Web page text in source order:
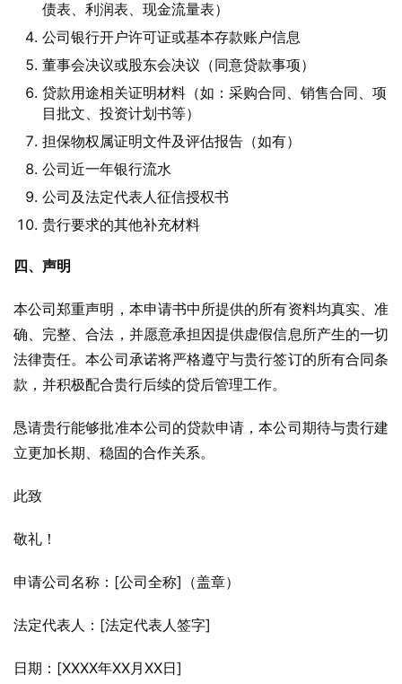
债表、利润表、现金流量表）
公司银行开户许可证或基本存款账户信息
董事会决议或股东会决议（同意贷款事项）
贷款用途相关证明材料（如：采购合同、销售合同、项
目批文、投资计划书等）
担保物权属证明文件及评估报告（如有）
公司近一年银行流水
公司及法定代表人征信授权书
贵行要求的其他补充材料
四、声明
本公司郑重声明，本申请书中所提供的所有资料均真实、准
确、完整、合法，并愿意承担因提供虚假信息所产生的一切
法律责任。本公司承诺将严格遵守与贵行签订的所有合同条
款，并积极配合贵行后续的贷后管理工作。
恳请贵行能够批准本公司的贷款申请，本公司期待与贵行建
立更加长期、稳固的合作关系。
此致
敬礼！
申请公司名称：[公司全称]（盖章）
法定代表人：[法定代表人签字]
日期：[XXXX年XX月XX日]